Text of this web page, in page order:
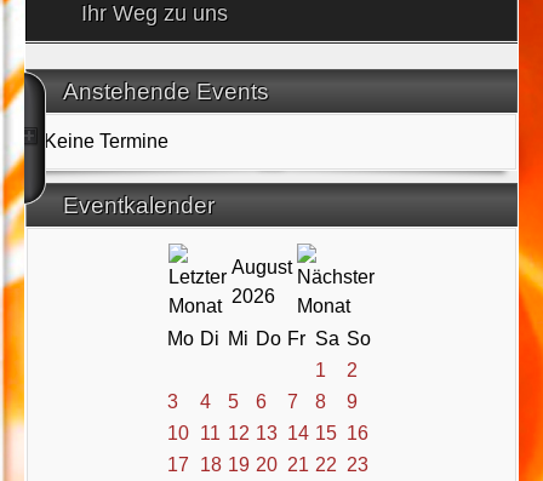
Ihr Weg zu uns
Anstehende Events
Keine Termine
Eventkalender
August
2026
Mo Di Mi Do Fr Sa So
1
2
3
4 5 6 7 8
9
10 11 12 13 14 15 16
17
18 19 20 21 22 23